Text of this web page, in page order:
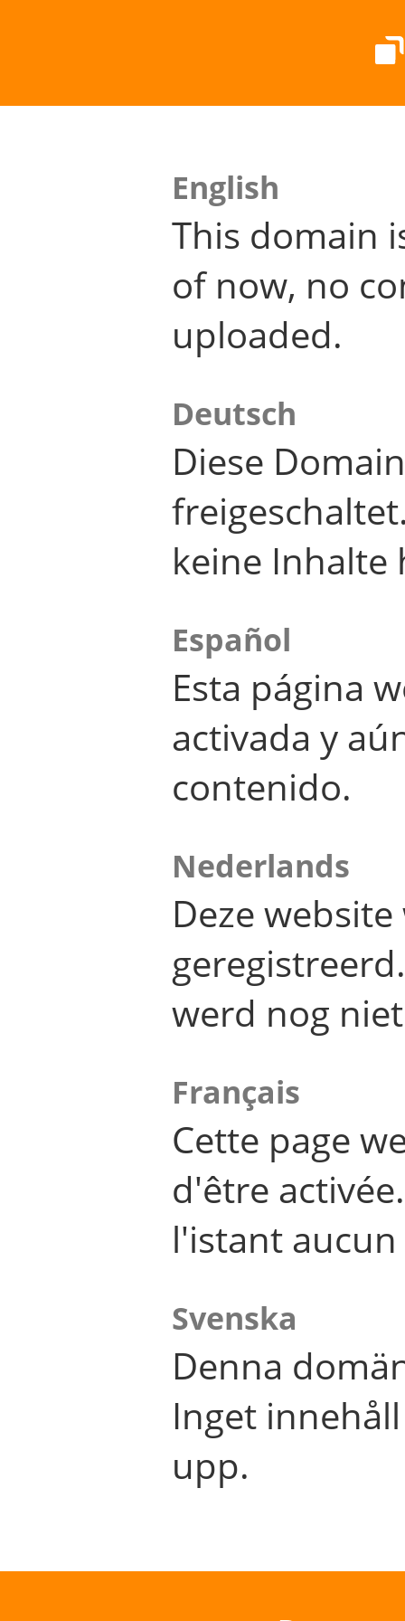
English
This domain
of now, no
uploaded.
Deutsch
Diese
keine Inhalte
Español
Esta página
activada y
contenido.
Nederlands
Deze
werd nog
Français
Cette page
d'être
l'istant
Svenska
Denna
Inget
upp.